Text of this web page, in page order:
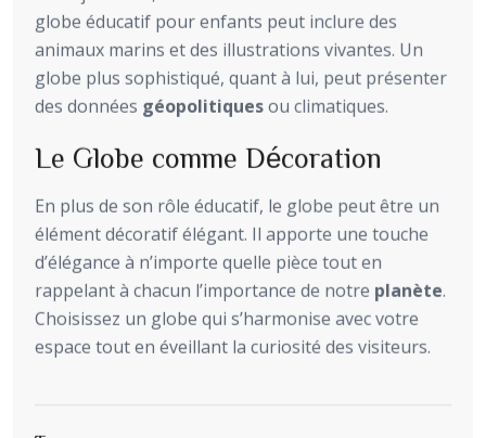
globe éducatif pour enfants peut inclure des
animaux marins et des illustrations vivantes. Un
globe plus sophistiqué, quant à lui, peut présenter
des données géopolitiquesou climatiques.
Le Globe comme Décoration
En plus de son rôle éducatif, le globe peut être un
élément décoratif élégant. Il apporte une touche
d’élégance à n’importe quelle pièce tout en
rappelant à chacun l’importance de notre planète.
Choisissez un globe qui s’harmonise avec votre
espace tout en éveillant la curiosité des visiteurs.